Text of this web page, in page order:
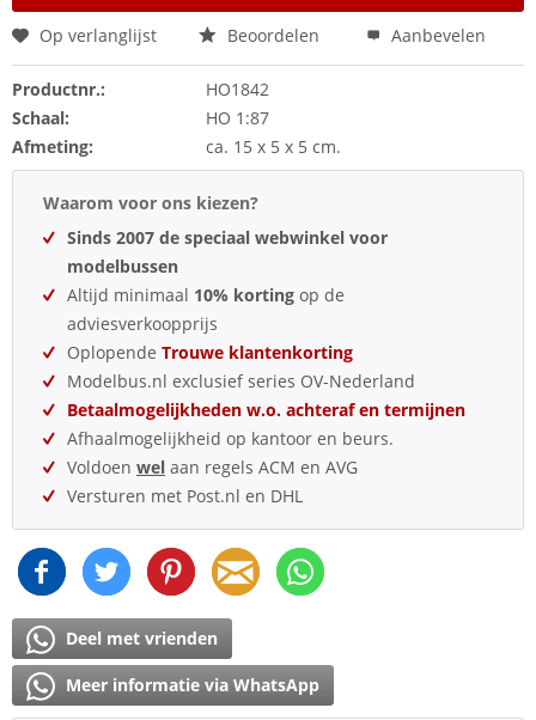
Op verlanglijst Beoordelen Aanbevelen
Productnr.:
HO1842
Schaal:
HO 1:87
Afmeting:
ca. 15 x 5 x 5 cm.
Waarom voor ons kiezen?
Sinds 2007 de speciaal webwinkel voor
modelbussen
Altijd minimaal 10% korting op de
adviesverkoopprijs
Oplopende Trouwe klantenkorting
Modelbus.nl exclusief series OV-Nederland
Betaalmogelijkheden w.o. achteraf en termijnen
Afhaalmogelijkheid op kantoor en beurs.
Voldoen wel aan regels ACM en AVG
Versturen met Post.nl en DHL
Deel met vrienden
Meer informatie via WhatsApp